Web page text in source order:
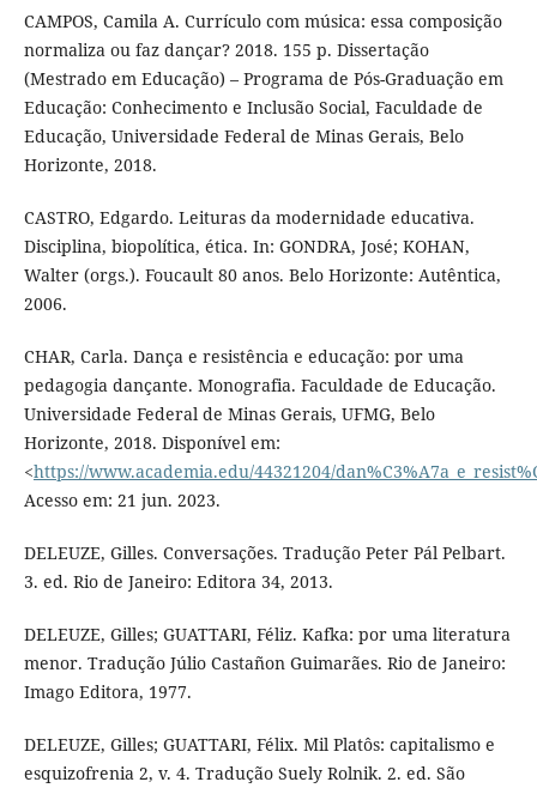
CAMPOS, Camila A. Currículo com música: essa composição
normaliza ou faz dançar? 2018. 155 p. Dissertação
(Mestrado em Educação) – Programa de Pós-Graduação em
Educação: Conhecimento e Inclusão Social, Faculdade de
Educação, Universidade Federal de Minas Gerais, Belo
Horizonte, 2018.
CASTRO, Edgardo. Leituras da modernidade educativa.
Disciplina, biopolítica, ética. In: GONDRA, José; KOHAN,
Walter (orgs.). Foucault 80 anos. Belo Horizonte: Autêntica,
2006.
CHAR, Carla. Dança e resistência e educação: por uma
pedagogia dançante. Monografia. Faculdade de Educação.
Universidade Federal de Minas Gerais, UFMG, Belo
Horizonte, 2018. Disponível em:
<https://www.academia.edu/44321204/
Acesso em: 21 jun. 2023.
DELEUZE, Gilles. Conversações. Tradução Peter Pál Pelbart.
3. ed. Rio de Janeiro: Editora 34, 2013.
DELEUZE, Gilles; GUATTARI, Féliz. Kafka: por uma literatura
menor. Tradução Júlio Castañon Guimarães. Rio de Janeiro:
Imago Editora, 1977.
DELEUZE, Gilles; GUATTARI, Félix. Mil Platôs: capitalismo e
esquizofrenia 2, v. 4. Tradução Suely Rolnik. 2. ed. São